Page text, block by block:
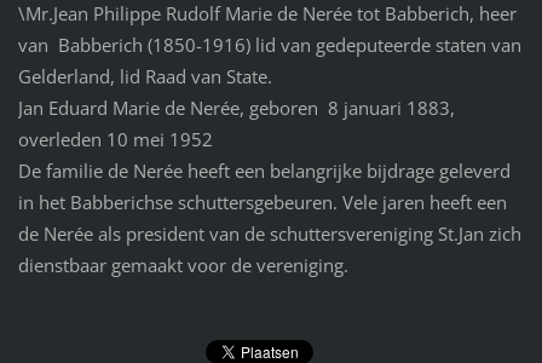
\Mr.Jean Philippe Rudolf Marie de Nerée tot Babberich, heer
van Babberich (1850-1916) lid van gedeputeerde staten van
Gelderland, lid Raad van State.
Jan Eduard Marie de Nerée, geboren 8 januari 1883,
overleden 10 mei 1952
De familie de Nerée heeft een belangrijke bijdrage geleverd
in het Babberichse schuttersgebeuren. Vele jaren heeft een
de Nerée als president van de schuttersvereniging St.Jan zich
dienstbaar gemaakt voor de vereniging.